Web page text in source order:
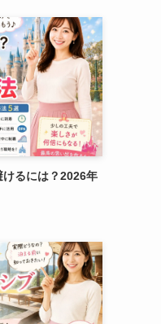
るには？2026年